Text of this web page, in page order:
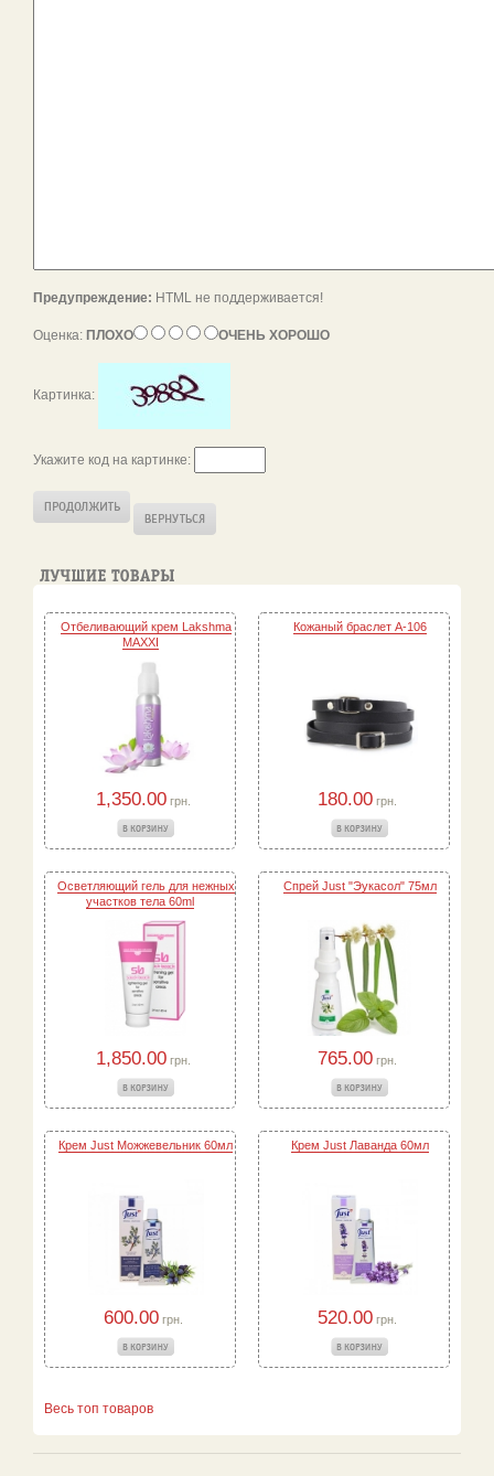
Предупреждение: HTML не поддерживается!
Оценка: ПЛОХО ОЧЕНЬ ХОРОШО
Картинка:
Укажите код на картинке:
Отбеливающий крем Lakshma
MAXXI
1,350.00грн.
Кожаный браслет A-106
180.00грн.
Осветляющий гель для нежных
участков тела 60ml
1,850.00грн.
Спрей Just "Эукасол" 75мл
765.00грн.
Крем Just Можжевельник 60мл
600.00грн.
Крем Just Лаванда 60мл
520.00грн.
Весь топ товаров